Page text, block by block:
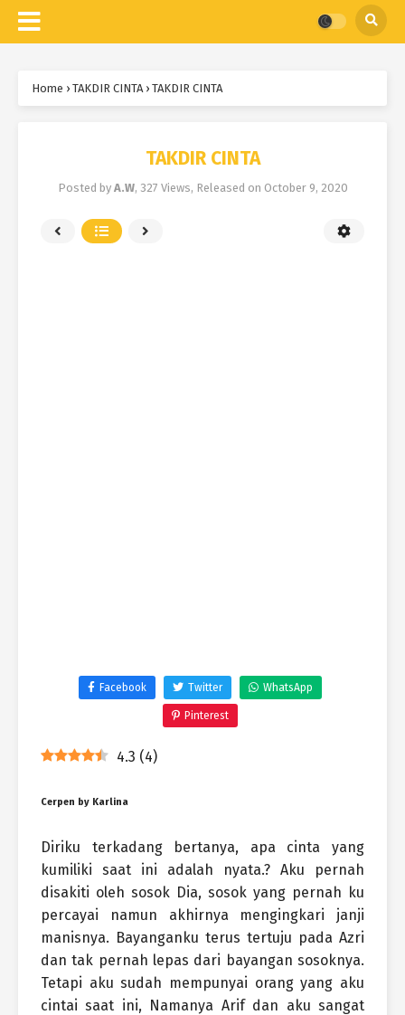
Home › TAKDIR CINTA› TAKDIR CINTA
TAKDIR CINTA
Posted by A.W, 327 Views, Released on October 9, 2020
Facebook Twitter WhatsApp
Pinterest
4.3 (4)
Cerpen by Karlina
Diriku terkadang bertanya, apa cinta yang
kumiliki saat ini adalah nyata.? Aku pernah
disakiti oleh sosok Dia, sosok yang pernah ku
percayai namun akhirnya mengingkari janji
manisnya. Bayanganku terus tertuju pada Azri
dan tak pernah lepas dari bayangan sosoknya.
Tetapi aku sudah mempunyai orang yang aku
cintai saat ini, Namanya Arif dan aku sangat